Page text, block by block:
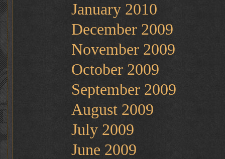
January 2010
December 2009
November 2009
October 2009
September 2009
August 2009
July 2009
June 2009